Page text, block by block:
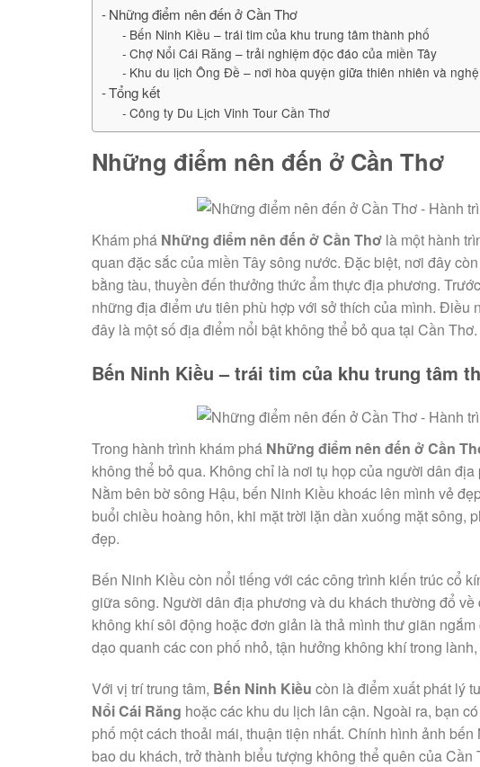
Những điểm nên đến ở Cần Thơ
Bến Ninh Kiều – trái tim của khu trung tâm thành phố
Chợ Nổi Cái Răng – trải nghiệm độc đáo của miền Tây
Khu du lịch Ông Đề – nơi hòa quyện giữa thiên nhiên và
Tổng kết
Công ty Du Lịch Vinh Tour Cần Thơ
Những điểm nên đến ở Cần Thơ
Khám phá Những điểm nên đến ở Cần Thơ là một hành
quan đặc sắc của miền Tây sông nước. Đặc biệt, nơi đây
bằng tàu, thuyền đến thưởng thức ẩm thực địa phương.
những địa điểm ưu tiên phù hợp với sở thích của mình.
đây là một số địa điểm nổi bật không thể bỏ qua tại Cần Thơ.
Bến Ninh Kiều – trái tim của khu trung tâm
Trong hành trình khám phá Những điểm nên đến ở Cần
không thể bỏ qua. Không chỉ là nơi tụ họp của người dân
Nằm bên bờ sông Hậu, bến Ninh Kiều khoác lên mình vẻ
buổi chiều hoàng hôn, khi mặt trời lặn dần xuống mặt sông,
đẹp.
Bến Ninh Kiều còn nổi tiếng với các công trình kiến trúc cổ
giữa sông. Người dân địa phương và du khách thường đổ
không khí sôi động hoặc đơn giản là thả mình thư giãn
dạo quanh các con phố nhỏ, tận hưởng không khí trong
Với vị trí trung tâm, Bến Ninh Kiều còn là điểm xuất phát lý
Nổi Cái Răng hoặc các khu du lịch lân cận. Ngoài ra, bạn
phố một cách thoải mái, thuận tiện nhất. Chính hình ảnh
bao du khách, trở thành biểu tượng không thể quên của Cần